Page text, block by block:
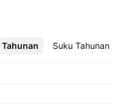
Tahunan Suku Tahunan
Lebih